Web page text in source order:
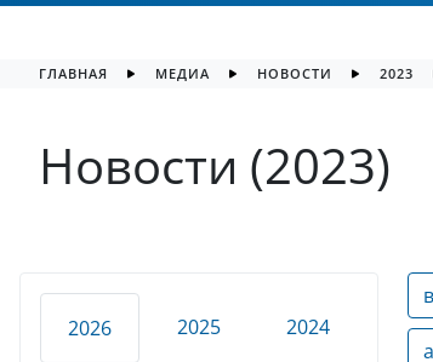
ГЛАВНАЯ МЕДИА НОВОСТИ 2023
Новости (2023)
2026 2025 2024